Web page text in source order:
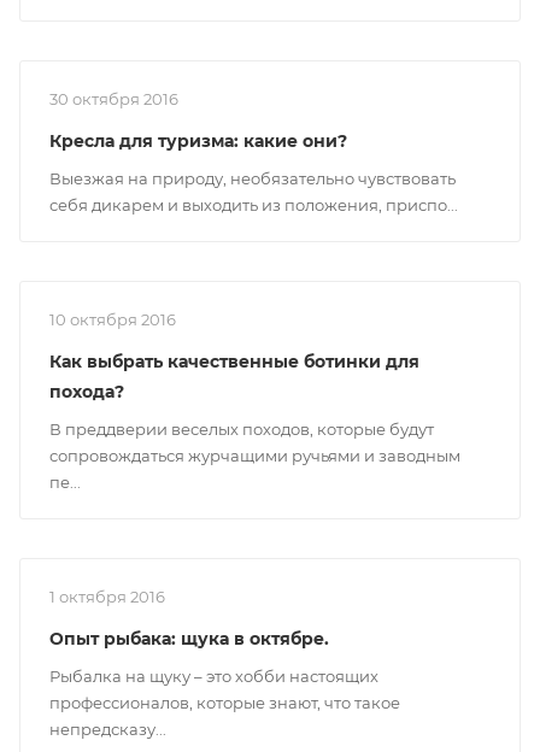
30 октября 2016
Кресла для туризма: какие они?
Выезжая на природу, необязательно чувствовать
себя дикарем и выходить из положения, приспо...
10 октября 2016
Как выбрать качественные ботинки для
похода?
В преддверии веселых походов, которые будут
сопровождаться журчащими ручьями и заводным
пе...
1 октября 2016
Опыт рыбака: щука в октябре.
Рыбалка на щуку – это хобби настоящих
профессионалов, которые знают, что такое
непредсказу...